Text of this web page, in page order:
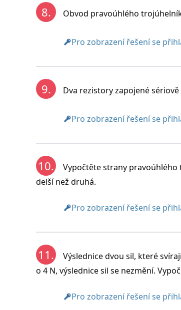
8. Obvod pravoúhlého
Pro zobrazení řešení se
9. Dva rezistory zapojené
Pro zobrazení řešení se
10.
Vypočtěte strany pravoúhlého
delší než druhá.
Pro zobrazení řešení se
11.
Výslednice dvou sil, které
o 4 N, výslednice sil se nezmění.
Pro zobrazení řešení se